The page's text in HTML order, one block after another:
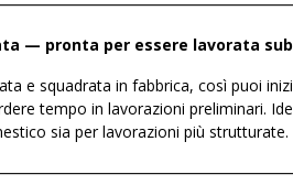
— pronta per essere lavorata
e squadrata in fabbrica, così puoi
tempo in lavorazioni preliminari.
sia per lavorazioni più strutturate.